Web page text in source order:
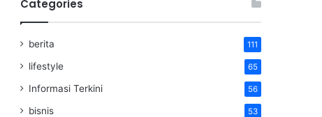
Categories
berita 111
lifestyle 65
Informasi Terkini 56
bisnis 53